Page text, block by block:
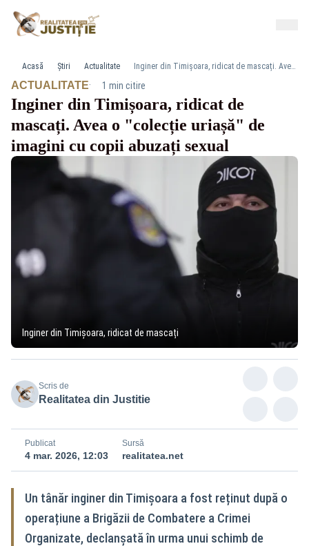
Acasă Știri Actualitate Inginer din Timișoara, ridicat de mascați. Avea o "colecție uriașă" de imagini cu copii abuzați sexual
ACTUALITATE· 1 min citire
Inginer din Timișoara, ridicat de
mascați. Avea o "colecție uriașă" de
imagini cu copii abuzați sexual
Inginer din Timișoara, ridicat de mascați
Scris de
Realitatea din Justitie
Publicat
4 mar. 2026, 12:03
Sursă
realitatea.net
Un tânăr inginer din Timișoara a fost reținut după o
operațiune a Brigăzii de Combatere a Crimei
Organizate, declanșată în urma unui schimb de